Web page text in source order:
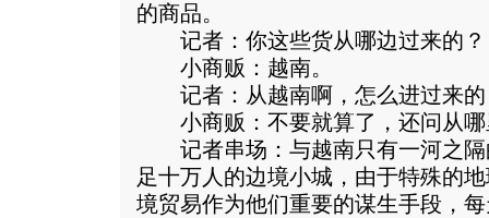
的商品。
记者：你这些货从哪边过来的？
小商贩：越南。
记者：从越南啊，怎么进过来的
小商贩：不要就算了，还问从哪
记者串场：与越南只有一河之隔
足十万人的边境小城，由于特殊的
境贸易作为他们重要的谋生手段，